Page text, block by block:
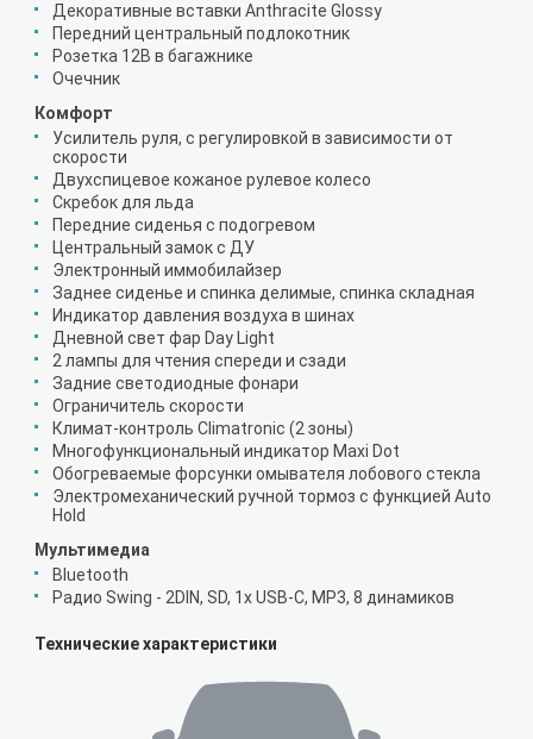
Декоративные вставки Anthracite Glossy
Передний центральный подлокотник
Розетка 12В в багажнике
Очечник
Комфорт
Усилитель руля, с регулировкой в зависимости от
скорости
Двухспицевое кожаное рулевое колесо
Скребок для льда
Передние сиденья с подогревом
Центральный замок с ДУ
Электронный иммобилайзер
Заднее сиденье и спинка делимые, спинка складная
Индикатор давления воздуха в шинах
Дневной свет фар Day Light
2 лампы для чтения спереди и сзади
Задние светодиодные фонари
Ограничитель скорости
Климат-контроль Climatronic (2 зоны)
Многофункциональный индикатор Maxi Dot
Обогреваемые форсунки омывателя лобового стекла
Электромеханический ручной тормоз с функцией Auto
Hold
Мультимедиа
Bluetooth
Радио Swing - 2DIN, SD, 1x USB-C, MP3, 8 динамиков
Технические характеристики